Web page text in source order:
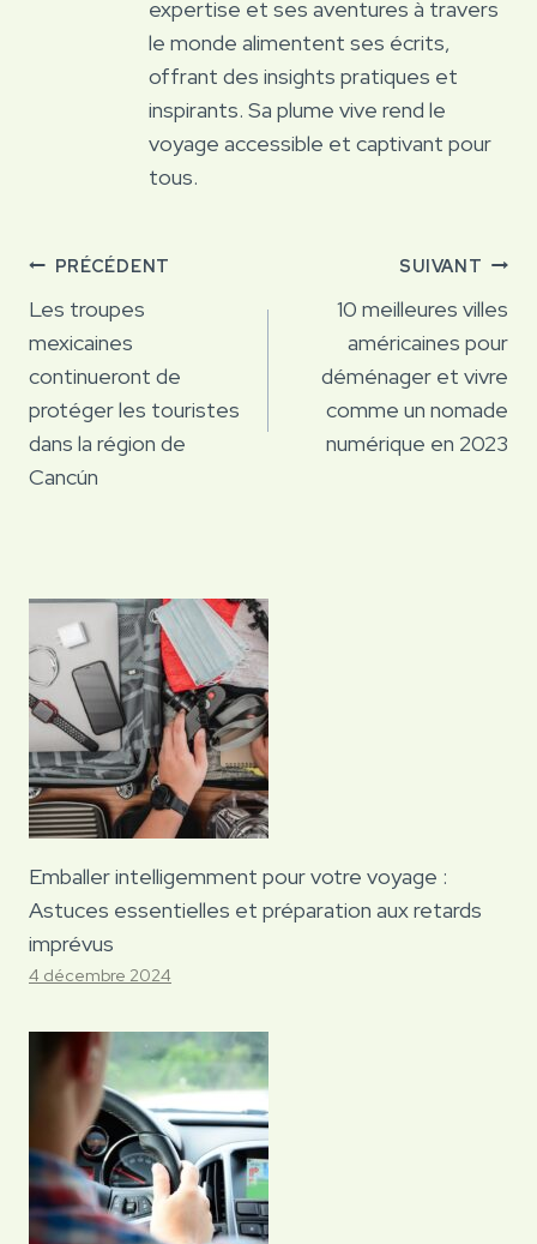
expertise et ses aventures à travers
le monde alimentent ses écrits,
offrant des insights pratiques et
inspirants. Sa plume vive rend le
voyage accessible et captivant pour
tous.
Navigation
de
l’article
PRÉCÉDENT
Les troupes
mexicaines
continueront de
protéger les touristes
dans la région de
Cancún
SUIVANT
10 meilleures villes
américaines pour
déménager et vivre
comme un nomade
numérique en 2023
Emballer intelligemment pour votre voyage :
Astuces essentielles et préparation aux retards
imprévus
4 décembre 2024